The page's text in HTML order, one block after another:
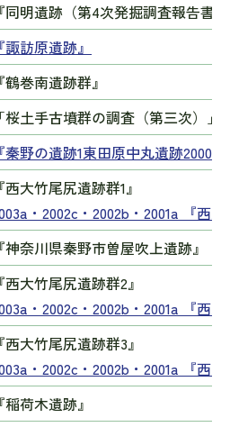
『同明遺跡（第4次発掘調査報告書
『諏訪原遺跡』
『鶴巻南遺跡群』
「桜土手古墳群の調査（第三次）」
『秦野の遺跡1東田原中丸遺跡2000-
『西大竹尾尻遺跡群1』
・2002c・2002b・2001a 『西
『神奈川県秦野市曽屋吹上遺跡』
『西大竹尾尻遺跡群2』
・2002c・2002b・2001a 『西
『西大竹尾尻遺跡群3』
・2002c・2002b・2001a 『西
『稲荷木遺跡』